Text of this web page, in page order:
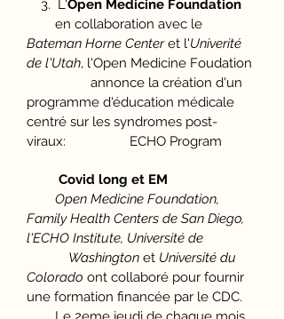
3. L'Open Medicine Foundation
en collaboration avec le
Bateman Horne Centeret l'Univerité
de l'Utah, l'Open Medicine Foudation
annonce la création d'un
programme d'éducation médicale
centré sur les syndromes post-
viraux: ECHO Program
Covid long et EM
Open Medicine Foundation,
Family Health Centers de San Diego,
l'ECHO Institute, Université de
Washington et Université du
Colorado ont collaboré pour fournir
une formation financée par le CDC.